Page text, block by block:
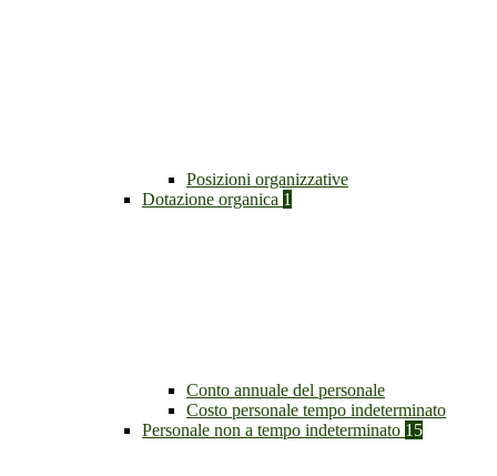
Posizioni organizzative
Dotazione organica 1
Conto annuale del personale
Costo personale tempo indeterminato
Personale non a tempo indeterminato 15